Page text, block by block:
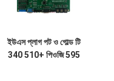
ইউএস প্লাগ পট ও গোল্ড টি
340 510+ পিওজি 595